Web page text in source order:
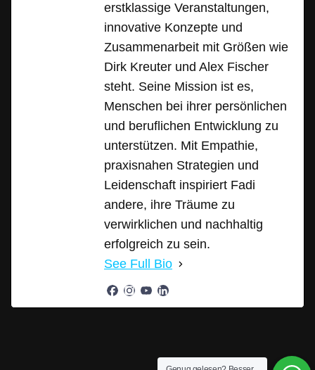
erstklassige Veranstaltungen,
innovative Konzepte und
Zusammenarbeit mit Größen wie
Dirk Kreuter und Alex Fischer
steht. Seine Mission ist es,
Menschen bei ihrer persönlichen
und beruflichen Entwicklung zu
unterstützen. Mit Empathie,
praxisnahen Strategien und
Leidenschaft inspiriert Fadi
andere, ihre Träume zu
verwirklichen und nachhaltig
erfolgreich zu sein.
See Full Bio